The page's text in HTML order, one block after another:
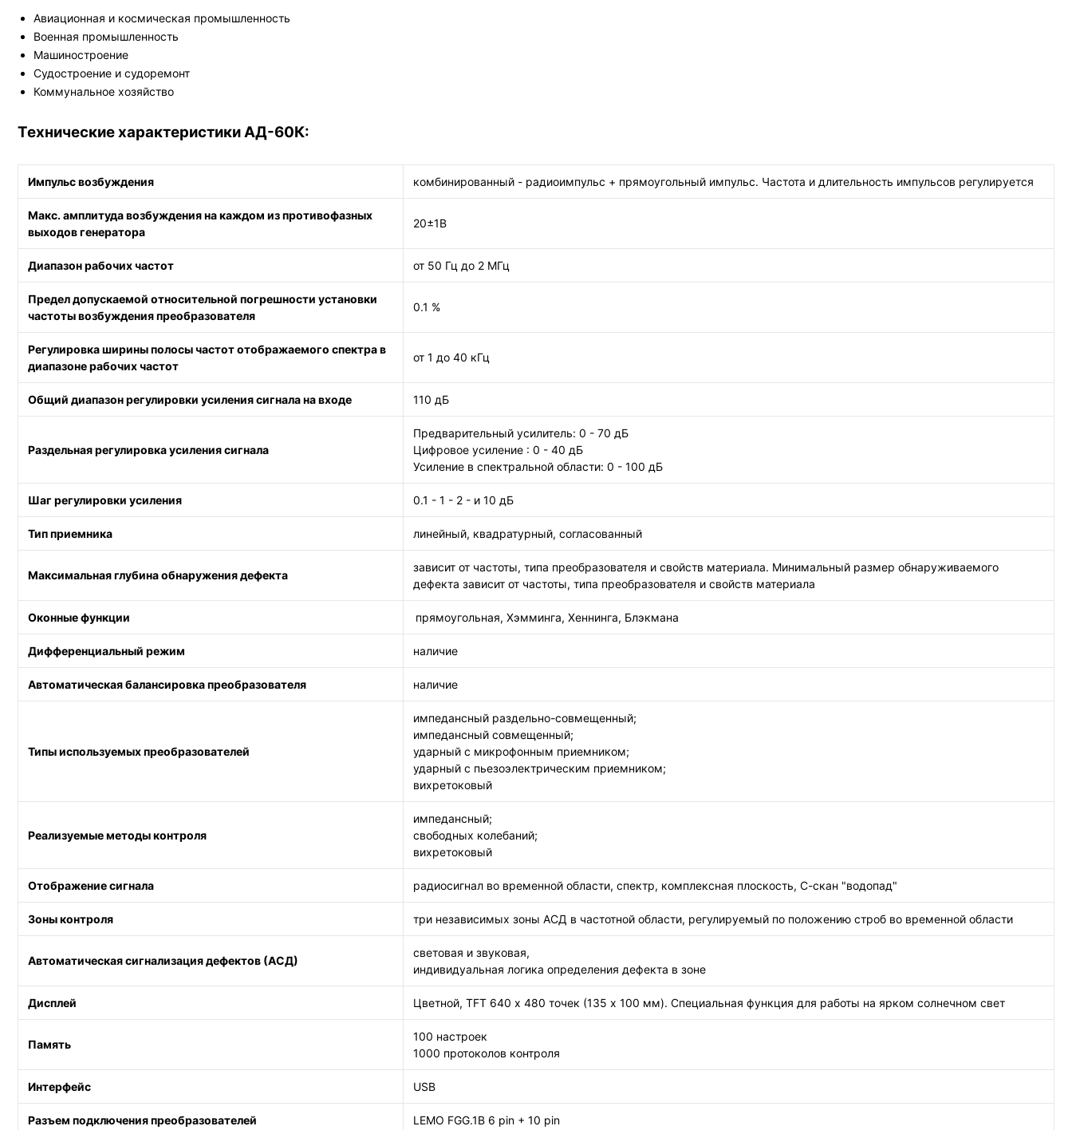
Авиационная и космическая промышленность
Военная промышленность
Машиностроение
Судостроение и судоремонт
Коммунальное хозяйство
Технические характеристики АД-60К:
Импульс возбуждения комбинированный - радиоимпульс + прямоугольный импульс. Частота и длительность импульсов регулируется
Макс. амплитуда возбуждения на каждом из противофазных
выходов генератора
20±1В
Диапазон рабочих частот от 50 Гц до 2 МГц
Предел допускаемой относительной погрешности установки
частоты возбуждения преобразователя
0.1 %
Регулировка ширины полосы частот отображаемого спектра в
диапазоне рабочих частот
от 1 до 40 кГц
Общий диапазон регулировки усиления сигнала на входе 110 дБ
Раздельная регулировка усиления сигнала
Предварительный усилитель: 0 - 70 дБ
Цифровое усиление : 0 - 40 дБ
Усиление в спектральной области: 0 - 100 дБ
Шаг регулировки усиления 0.1 - 1 - 2 - и 10 дБ
Тип приемника линейный, квадратурный, согласованный
Максимальная глубина обнаружения дефекта
зависит от частоты, типа преобразователя и свойств материала. Минимальный размер обнаруживаемого
дефекта зависит от частоты, типа преобразователя и свойств материала
Оконные функции прямоугольная, Хэмминга, Хеннинга, Блэкмана
Дифференциальный режим наличие
Автоматическая балансировка преобразователя наличие
Типы используемых преобразователей
импедансный раздельно-совмещенный;
импедансный совмещенный;
ударный с микрофонным приемником;
ударный с пьезоэлектрическим приемником;
вихретоковый
Реализуемые методы контроля
импедансный;
свободных колебаний;
вихретоковый
Отображение сигнала радиосигнал во временной области, спектр, комплексная плоскость, С-скан "водопад"
Зоны контроля три независимых зоны АСД в частотной области, регулируемый по положению строб во временной области
Автоматическая сигнализация дефектов (АСД)
световая и звуковая,
индивидуальная логика определения дефекта в зоне
Дисплей Цветной, TFT 640 х 480 точек (135 х 100 мм). Специальная функция для работы на ярком солнечном свет
Память
100 настроек
1000 протоколов контроля
Интерфейс USB
Разъем подключения преобразователей LEMO FGG.1B 6 pin + 10 pin